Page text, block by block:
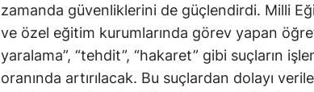
zamanda güvenliklerini de güçlendirdi. Milli
ve özel eğitim kurumlarında görev yapan
yaralama”, “tehdit”, “hakaret” gibi suçların
oranında artırılacak. Bu suçlardan dolayı